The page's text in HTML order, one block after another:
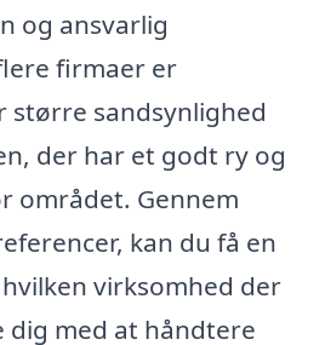
og ansvarlig
firmaer er
større sandsynlighed
der har et godt ry og
området. Gennem
kan du få en
virksomhed der
med at håndtere